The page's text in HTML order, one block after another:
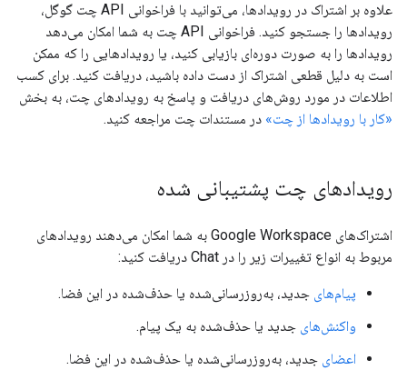
علاوه بر اشتراک در رویدادها، می‌توانید با فراخوانی API چت گوگل،
رویدادها را جستجو کنید. فراخوانی API چت به شما امکان می‌دهد
رویدادها را به صورت دوره‌ای بازیابی کنید، یا رویدادهایی را که ممکن
است به دلیل قطعی اشتراک از دست داده باشید، دریافت کنید. برای کسب
اطلاعات در مورد روش‌های دریافت و پاسخ به رویدادهای چت، به بخش
«کار با رویدادها از چت» در مستندات چت مراجعه کنید.
رویدادهای چت پشتیبانی شده
اشتراک‌های Google Workspace به شما امکان می‌دهند رویدادهای
مربوط به انواع تغییرات زیر را در Chat دریافت کنید:
پیام‌های جدید، به‌روزرسانی‌شده یا حذف‌شده در این فضا.
واکنش‌های جدید یا حذف‌شده به یک پیام.
اعضای جدید، به‌روزرسانی‌شده یا حذف‌شده در این فضا.